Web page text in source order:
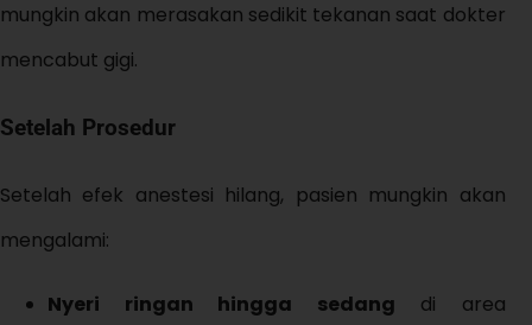
mungkin akan merasakan sedikit tekanan saat dokter
mencabut gigi.
Setelah Prosedur
Setelah efek anestesi hilang, pasien mungkin akan
mengalami:
Nyeri ringan hingga sedang di area